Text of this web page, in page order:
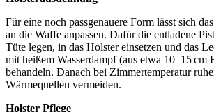
Für eine noch passgenauere Form lässt sich
an die Waffe anpassen. Dafür die entladene
Tüte legen, in das Holster einsetzen und das
mit heißem Wasserdampf (aus etwa 10–15 cm
behandeln. Danach bei Zimmertemperatur
Wärmequellen vermeiden.
Holster Pflege